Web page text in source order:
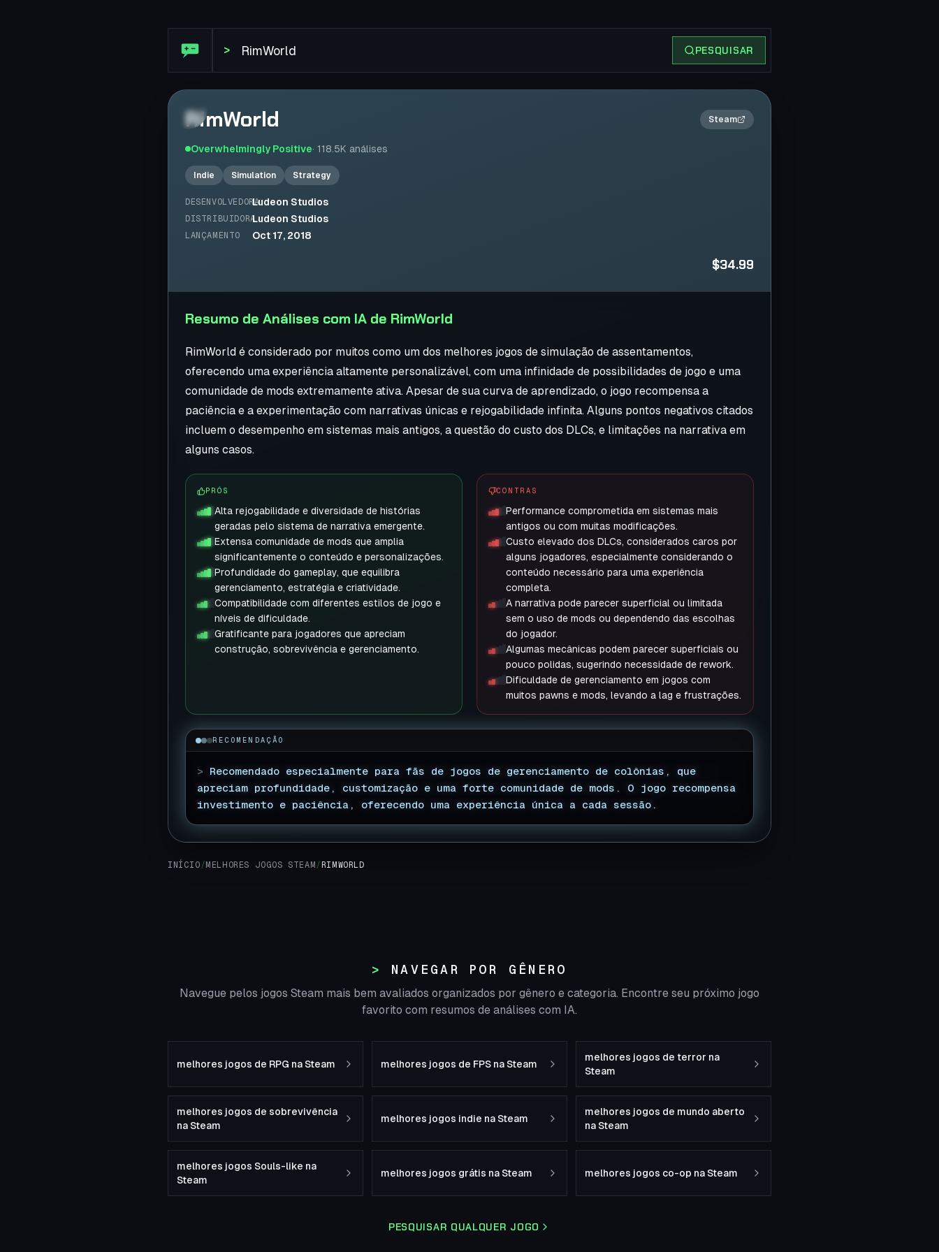
> PESQUISAR
2×
RimWorld Steam
Overwhelmingly Positive· 118.5K análises
Indie Simulation Strategy
DESENVOLVEDORALudeon Studios
DISTRIBUIDORALudeon Studios
LANÇAMENTO Oct 17, 2018
$34.99
Resumo de Análises com IA de RimWorld
RimWorld é considerado por muitos como um dos melhores jogos de simulação de assentamentos,
oferecendo uma experiência altamente personalizável, com uma infinidade de possibilidades de jogo e uma
comunidade de mods extremamente ativa. Apesar de sua curva de aprendizado, o jogo recompensa a
paciência e a experimentação com narrativas únicas e rejogabilidade infinita. Alguns pontos negativos citados
incluem o desempenho em sistemas mais antigos, a questão do custo dos DLCs, e limitações na narrativa em
alguns casos.
PRÓS
Alta rejogabilidade e diversidade de histórias
geradas pelo sistema de narrativa emergente.
Extensa comunidade de mods que amplia
significantemente o conteúdo e personalizações.
Profundidade do gameplay, que equilibra
gerenciamento, estratégia e criatividade.
Compatibilidade com diferentes estilos de jogo e
níveis de dificuldade.
Gratificante para jogadores que apreciam
construção, sobrevivência e gerenciamento.
CONTRAS
Performance comprometida em sistemas mais
antigos ou com muitas modificações.
Custo elevado dos DLCs, considerados caros por
alguns jogadores, especialmente considerando o
conteúdo necessário para uma experiência
completa.
A narrativa pode parecer superficial ou limitada
sem o uso de mods ou dependendo das escolhas
do jogador.
Algumas mecânicas podem parecer superficiais ou
pouco polidas, sugerindo necessidade de rework.
Dificuldade de gerenciamento em jogos com
muitos pawns e mods, levando a lag e frustrações.
RECOMENDAÇÃO
> Recomendado especialmente para fãs de jogos de gerenciamento de colônias, que
apreciam profundidade, customização e uma forte comunidade de mods. O jogo recompensa
investimento e paciência, oferecendo uma experiência única a cada sessão.
INÍCIO / MELHORES JOGOS STEAM / RIMWORLD
NAVEGAR POR GÊNERO
Navegue pelos jogos Steam mais bem avaliados organizados por gênero e categoria. Encontre seu próximo jogo
favorito com resumos de análises com IA.
melhores jogos de RPG na Steam melhores jogos de FPS na Steam
melhores jogos de terror na
Steam
melhores jogos de sobrevivência
na Steam
melhores jogos indie na Steam
melhores jogos de mundo aberto
na Steam
melhores jogos Souls-like na
Steam
melhores jogos grátis na Steam melhores jogos co-op na Steam
PESQUISAR QUALQUER JOGO